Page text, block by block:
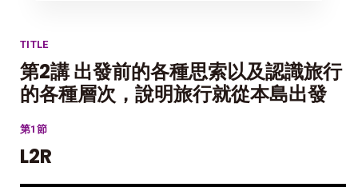
TITLE
第2講 出發前的各種思索以及認識旅行
的各種層次，說明旅行就從本島出發
第1節
L2R